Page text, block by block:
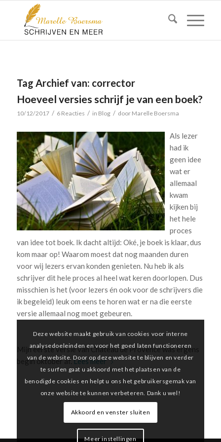
Tag Archief van: corrector
Hoeveel versies schrijf je van een boek?
10/12/2017 / 6 Reacties / in Blog / door Marelle Boersma
Als lezer
had ik
geen idee
wat er
allemaal
kwam
kijken bij
het hele
proces
van idee tot boek. Ik dacht altijd: Oké, je boek is klaar, dus
kom maar op! Waarom moest dat nog maanden duren
voor wij lezers ervan konden genieten. Nu heb ik als
schrijver dit hele proces al heel wat keren doorlopen. Dus
misschien is het (voor lezers én ook voor de schrijvers die
ik begeleid) leuk om eens te horen wat er na die eerste
versie allemaal nog moet gebeuren.
Mijn eerste versie van Chateau de Provence was ergens
begin oktober af.Lees meer
Deze website maakt gebruik van cookies voor interne
analysedoeleinden en voor het goed laten functioneren
van de website. Door op deze website te blijven en verder
te surfen gaat u akkoord met het plaatsen van de
benodigde cookies en helpt u ons het gebruikersgemak van
onze website te kunnen verbeteren. Dank u wel!
Akkoord en venster sluiten
Meer instellingen